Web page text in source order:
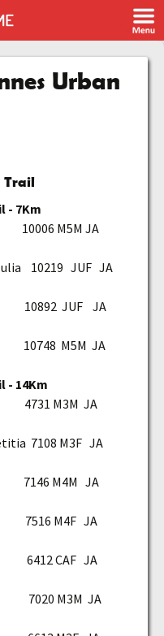
Urban
Trail
- 7Km
M5M JA
10219 JUF JA
JUF JA
M5M JA
- 14Km
M3M JA
7108 M3F JA
M4M JA
7516 M4F JA
CAF JA
M3M JA